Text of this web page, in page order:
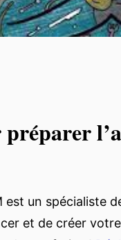
est un spécialiste
et de créer